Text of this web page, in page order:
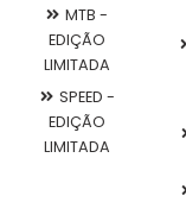
MTB -
EDIÇÃO
LIMITADA
SPEED -
EDIÇÃO
LIMITADA